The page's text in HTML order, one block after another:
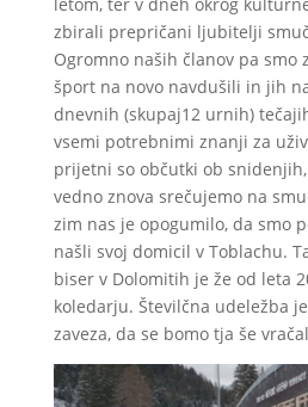
zbirali prepričani ljubitelji
Ogromno naših članov pa smo
šport na novo navdušili in jih
dnevnih (skupaj12 urnih)
vsemi potrebnimi znanji za
prijetni so občutki ob
vedno znova srečujemo na
zim nas je opogumilo, da smo
našli svoj domicil v Toblachu.
biser v Dolomitih je že od leta
koledarju. Številčna udeležba
zaveza, da se bomo tja še